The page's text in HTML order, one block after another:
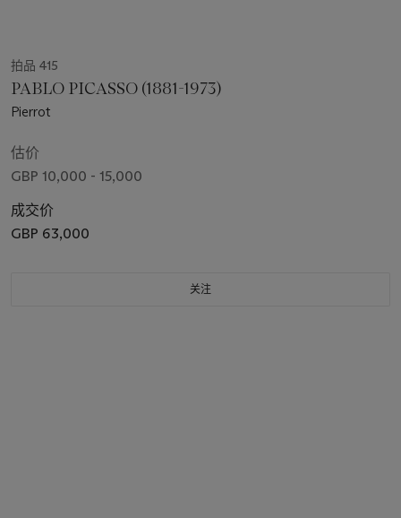
拍品 415
PABLO PICASSO (1881-1973)
Pierrot
估价
GBP 10,000 - 15,000
成交价
GBP 63,000
关注